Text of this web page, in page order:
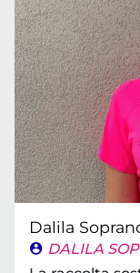
Dalila
DALILA